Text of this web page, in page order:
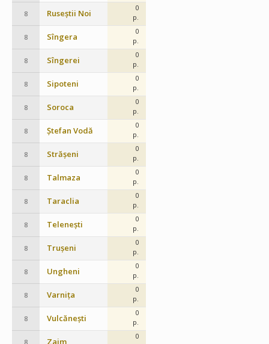
8 Ruseștii Noi
0
p.
8 Sîngera
0
p.
8 Sîngerei
0
p.
8 Sipoteni
0
p.
8 Soroca
0
p.
8 Ștefan Vodă
0
p.
8 Strășeni
0
p.
8 Talmaza
0
p.
8 Taraclia
0
p.
8 Telenești
0
p.
8 Trușeni
0
p.
8 Ungheni
0
p.
8 Varnița
0
p.
8 Vulcănești
0
p.
8 Zaim
0